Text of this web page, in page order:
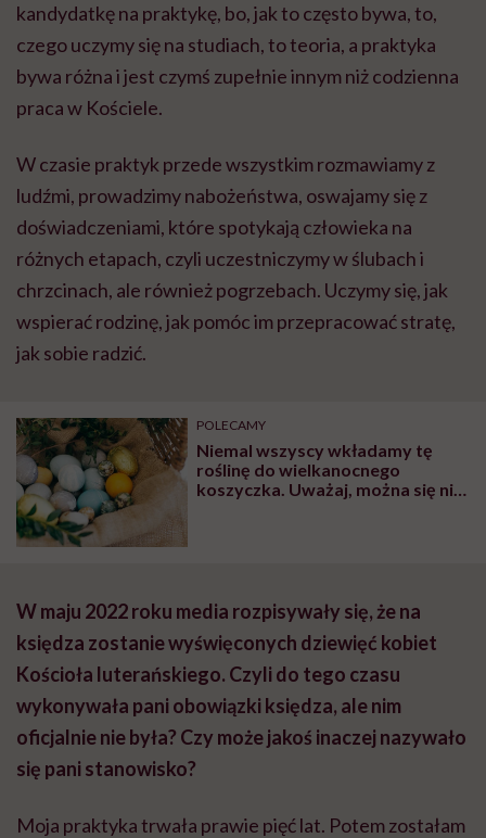
kandydatkę na praktykę, bo, jak to często bywa, to,
czego uczymy się na studiach, to teoria, a praktyka
bywa różna i jest czymś zupełnie innym niż codzienna
praca w Kościele.
W czasie praktyk przede wszystkim rozmawiamy z
ludźmi, prowadzimy nabożeństwa, oswajamy się z
doświadczeniami, które spotykają człowieka na
różnych etapach, czyli uczestniczymy w ślubach i
chrzcinach, ale również pogrzebach. Uczymy się, jak
wspierać rodzinę, jak pomóc im przepracować stratę,
jak sobie radzić.
POLECAMY
Niemal wszyscy wkładamy tę
roślinę do wielkanocnego
koszyczka. Uważaj, można się nią
W maju 2022 roku media rozpisywały się, że na
księdza zostanie wyświęconych dziewięć kobiet
Kościoła luterańskiego. Czyli do tego czasu
wykonywała pani obowiązki księdza, ale nim
oficjalnie nie była? Czy może jakoś inaczej nazywało
się pani stanowisko?
Moja praktyka trwała prawie pięć lat. Potem zostałam